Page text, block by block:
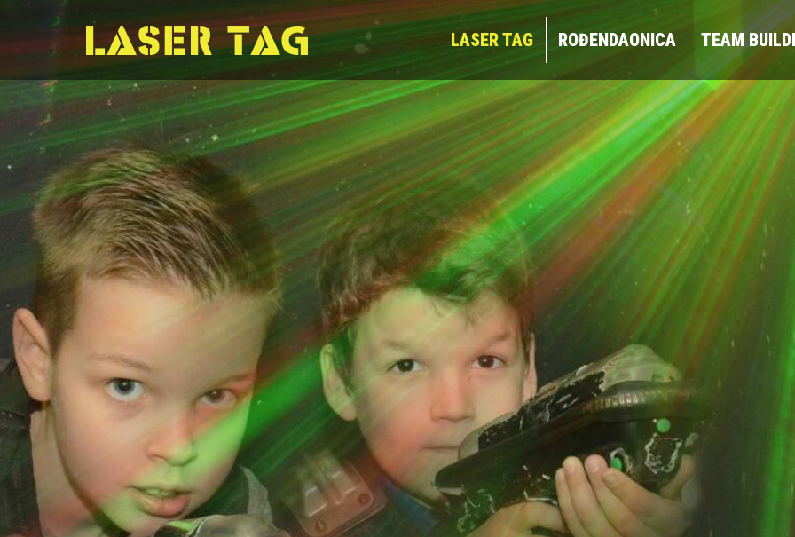
LASER TAG ROĐENDAONICA TEAM
LASER TAG TEAM